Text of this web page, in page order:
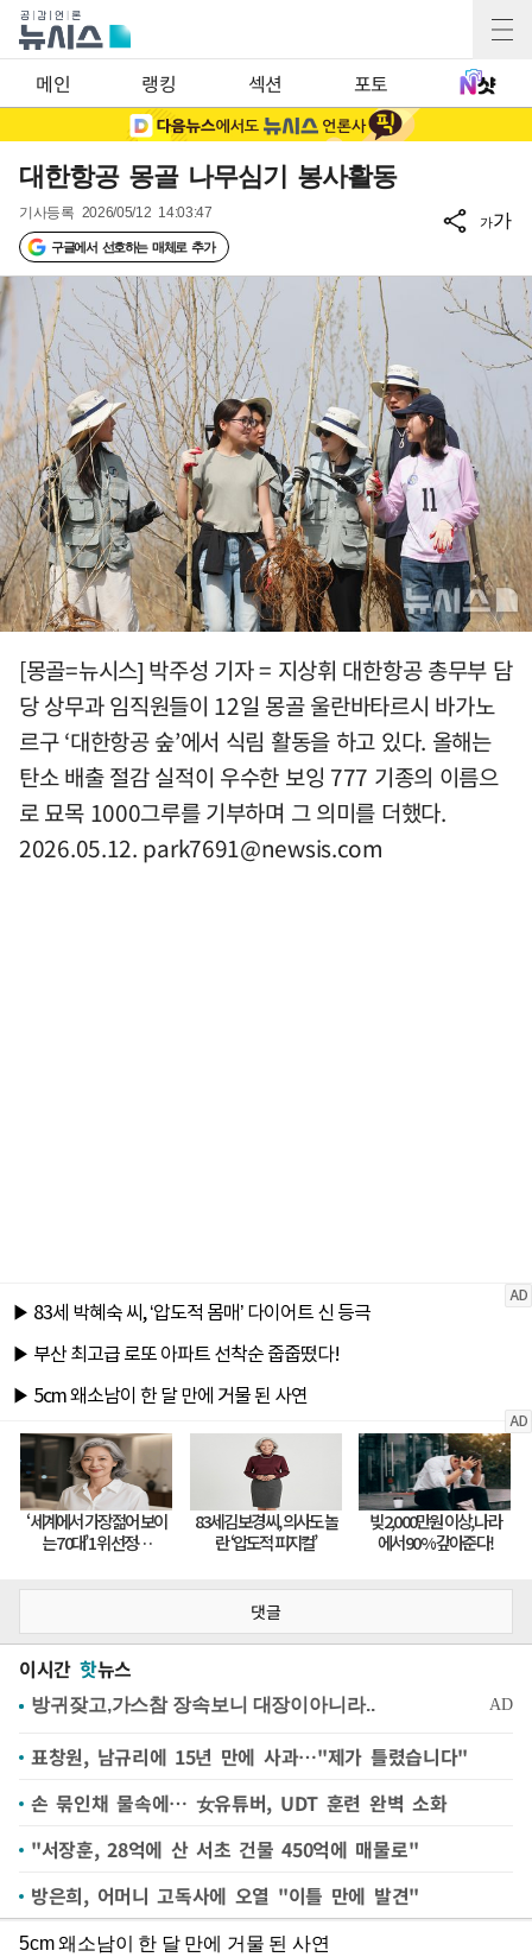
메인 랭킹 섹션 포토
대한항공 몽골 나무심기 봉사활동
기사등록 2026/05/12 14:03:47
구글에서 선호하는 매체로 추가
가가
[몽골=뉴시스] 박주성 기자 = 지상휘 대한항공 총무부 담
당 상무과 임직원들이 12일 몽골 울란바타르시 바가노
르구 ‘대한항공 숲’에서 식림 활동을 하고 있다. 올해는
탄소 배출 절감 실적이 우수한 보잉 777 기종의 이름으
로 묘목 1000그루를 기부하며 그 의미를 더했다.
2026.05.12. park7691@newsis.com
댓글
이시간 핫뉴스
표창원, 남규리에 15년 만에 사과…"제가 틀렸습니다"
손 묶인채 물속에… 女유튜버, UDT 훈련 완벽 소화
"서장훈, 28억에 산 서초 건물 450억에 매물로"
방은희, 어머니 고독사에 오열 "이틀 만에 발견"